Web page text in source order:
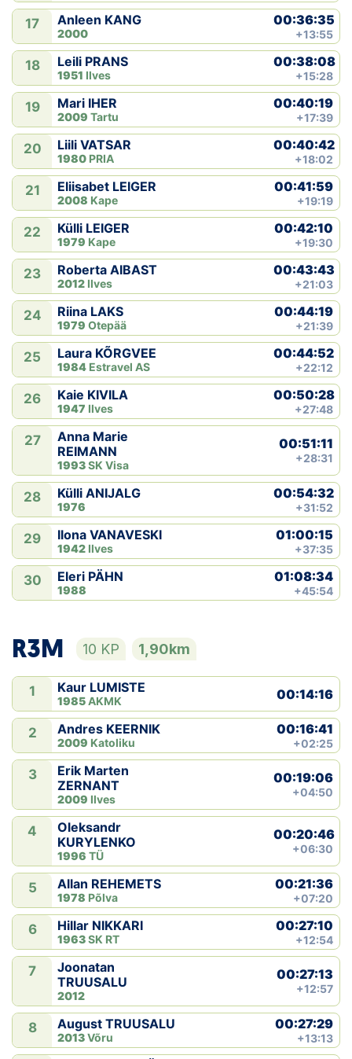
17 Anleen KANG
2000
00:36:35
+13:55
18 Leili PRANS
1951 Ilves
00:38:08
+15:28
19 Mari IHER
2009 Tartu
00:40:19
+17:39
20 Liili VATSAR
1980 PRIA
00:40:42
+18:02
21 Eliisabet LEIGER
2008 Kape
00:41:59
+19:19
22 Külli LEIGER
1979 Kape
00:42:10
+19:30
23 Roberta AIBAST
2012 Ilves
00:43:43
+21:03
24 Riina LAKS
1979 Otepää
00:44:19
+21:39
25 Laura KÕRGVEE
1984 Estravel AS
00:44:52
+22:12
26 Kaie KIVILA
1947 Ilves
00:50:28
+27:48
27
Anna Marie
REIMANN
1993SK Visa
00:51:11
+28:31
28 Külli ANIJALG
1976
00:54:32
+31:52
29 Ilona VANAVESKI
1942 Ilves
01:00:15
+37:35
30 Eleri PÄHN
1988
01:08:34
+45:54
R3M 10 KP 1,90km
1 Kaur LUMISTE
1985AKMK 00:14:16
2 Andres KEERNIK
2009 Katoliku
00:16:41
+02:25
3
Erik Marten
ZERNANT
2009 Ilves
00:19:06
+04:50
4
Oleksandr
KURYLENKO
1996 TÜ
00:20:46
+06:30
5 Allan REHEMETS
1978 Põlva
00:21:36
+07:20
6 Hillar NIKKARI
1963SK RT
00:27:10
+12:54
7
Joonatan
TRUUSALU
2012
00:27:13
+12:57
8 August TRUUSALU
2013Võru
00:27:29
+13:13